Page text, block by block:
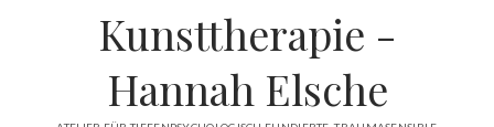
ANGEBOTE
ÖFFENTLICHKEIT
Kunsttherapie -
Hannah Elsche